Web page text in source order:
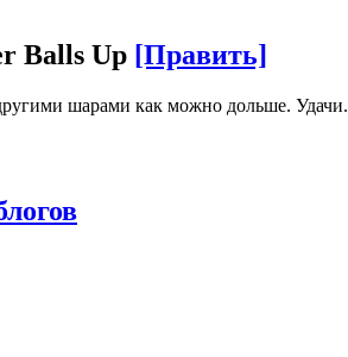
Balls Up [Править]
шарами как можно дольше. Удачи.